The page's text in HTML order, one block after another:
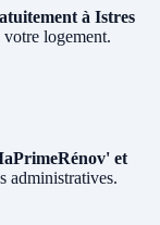
à Istres
logement.
et
administratives.